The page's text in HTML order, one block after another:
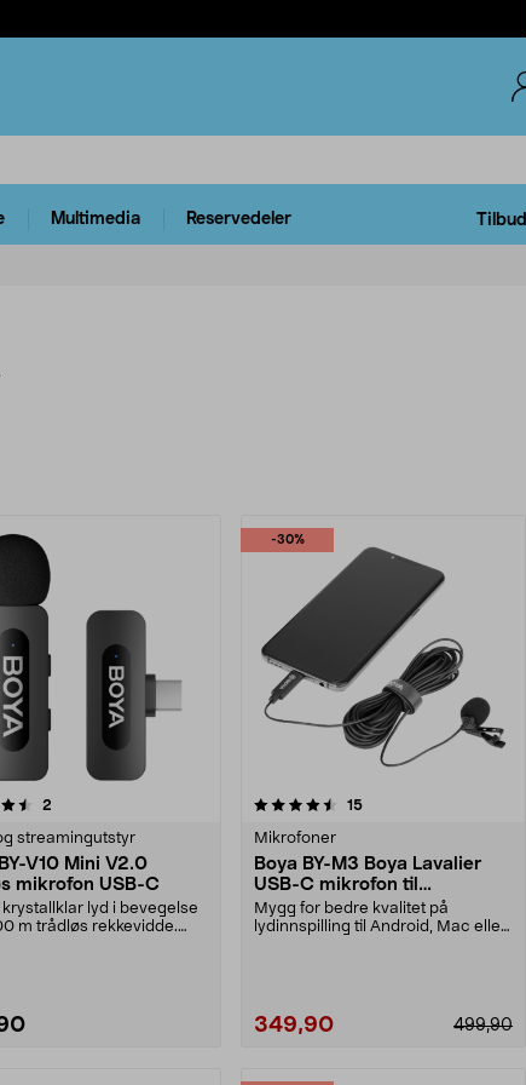
Multimedia Reservedeler Tilbud
2
streamingutstyr
V10 Mini V2.0
mikrofon USB-C
krystallklar lyd i bevegelse
m trådløs rekkevidde.
-30%
4.5 av 5 stjerner 15anmeldelser
Mikrofoner
Boya BY-M3 Boya Lavalier
USB-C mikrofon til
mobiltelefon
Mygg for bedre kvalitet på
lydinnspilling til Android, Mac eller
349,90 499,90
5.0 av 5 stjerner